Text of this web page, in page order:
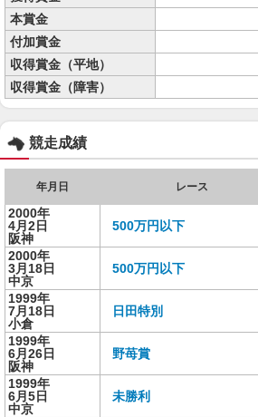
本賞金
付加賞金
収得賞金（平地）
収得賞金（障害）
競走成績
年月日 レース
2000年
4月2日
阪神
500万円以下
2000年
3月18日
中京
500万円以下
1999年
7月18日
小倉
日田特別
1999年
6月26日
阪神
野苺賞
1999年
6月5日
中京
未勝利